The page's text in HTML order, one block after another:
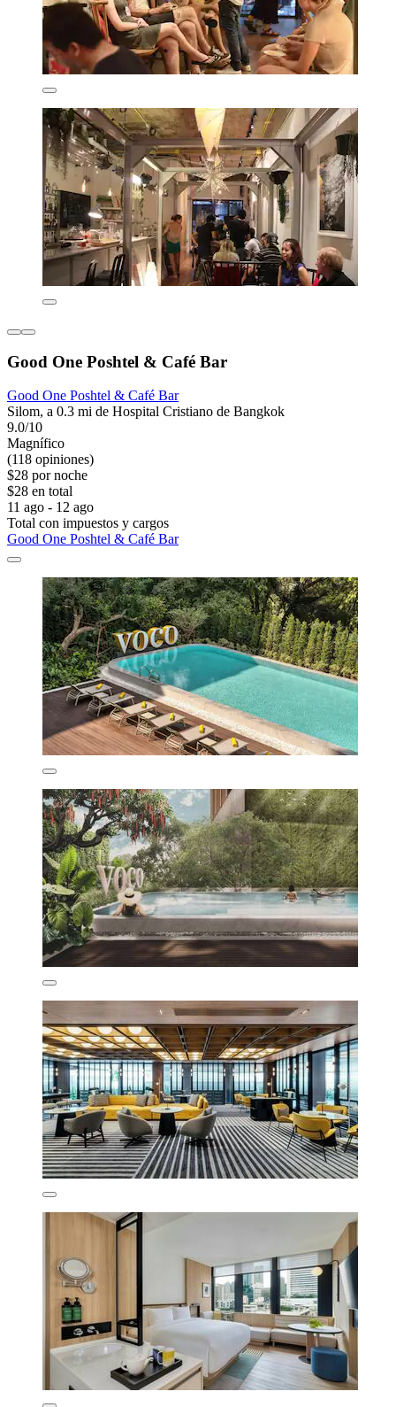
Good One Poshtel & Café Bar
Good One Poshtel & Café Bar
Silom, a 0.3 mi de Hospital Cristiano de Bangkok
9.0/10
Magnífico
(118 opiniones)
$28 por noche
$28 en total
11 ago - 12 ago
Total con impuestos y cargos
Good One Poshtel & Café Bar